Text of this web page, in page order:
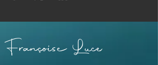
Françoise Luce